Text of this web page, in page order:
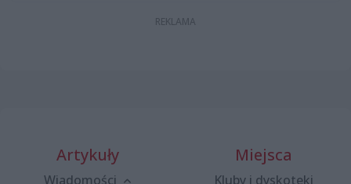
Artykuły
Wiadomości
Miejsca
Kluby i dyskoteki